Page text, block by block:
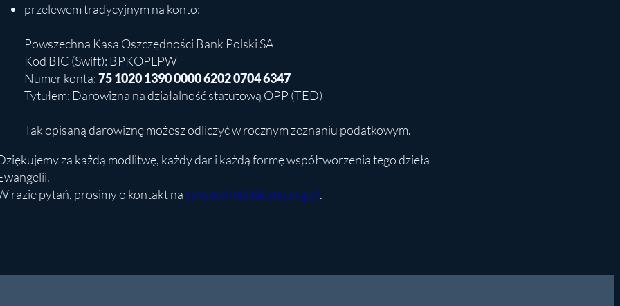
przelewem tradycyjnym na konto:
Powszechna Kasa Oszczędności Bank Polski SA
Kod BIC (Swift): BPKOPLPW
Numer konta:75 1020 1390 0000 6202 0704 6347
Tytułem: Darowizna na działalność statutową OPP (TED)
Tak opisaną darowiznę możesz odliczyć w rocznym zeznaniu podatkowym.
za każdą modlitwę, każdy dar i każdą formę współtworzenia tego dzieła
razie pytań, prosimy o kontakt na sylwia.chmiel@cme.org.pl.